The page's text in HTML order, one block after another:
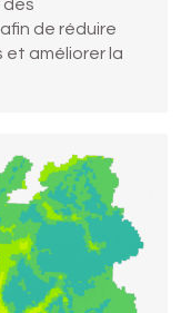
des
de réduire
et améliorer la